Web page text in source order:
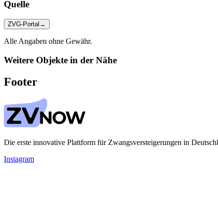
Quelle
ZVG-Portal →
Alle Angaben ohne Gewähr.
Weitere Objekte in der Nähe
Footer
Die erste innovative Plattform für Zwangsversteigerungen in
Instagram